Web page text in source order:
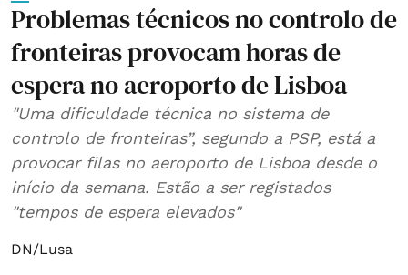
Problemas técnicos no controlo de
fronteiras provocam horas de
espera no aeroporto de Lisboa
"Uma dificuldade técnica no sistema de
controlo de fronteiras”, segundo a PSP, está a
provocar filas no aeroporto de Lisboa desde o
início da semana. Estão a ser registados
"tempos de espera elevados"
DN/Lusa